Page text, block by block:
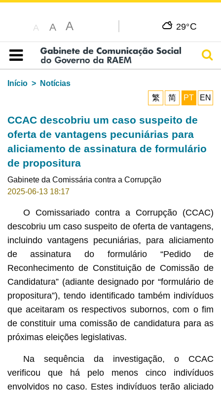
A A A 29°C
Índice
Início
Notícias
繁
简 PT EN
CCAC descobriu um caso suspeito de
oferta de vantagens pecuniárias para
aliciamento de assinatura de formulário
de propositura
Gabinete da Comissária contra a Corrupção
2025-06-13 18:17
O Comissariado contra a Corrupção (CCAC)
descobriu um caso suspeito de oferta de vantagens,
incluindo vantagens pecuniárias, para aliciamento
de assinatura do formulário “Pedido de
Reconhecimento de Constituição de Comissão de
Candidatura” (adiante designado por “formulário de
propositura”), tendo identificado também indivíduos
que aceitaram os respectivos subornos, com o fim
de constituir uma comissão de candidatura para as
próximas eleições legislativas.
Na sequência da investigação, o CCAC
verificou que há pelo menos cinco indivíduos
envolvidos no caso. Estes indivíduos terão aliciado